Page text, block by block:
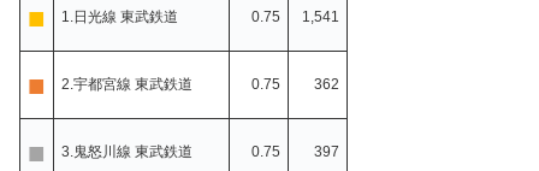
■ 1.日光線 東武鉄道 0.75 1,541
■ 2.宇都宮線 東武鉄道 0.75 362
■ 3.鬼怒川線 東武鉄道 0.75 397